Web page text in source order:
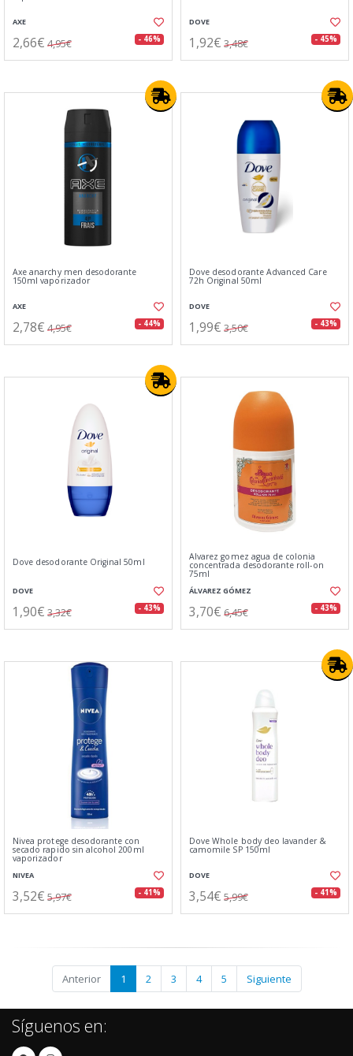
AXE
2,66€ 4,95€ - 46%
DOVE
1,92€ 3,48€ - 45%
Axe anarchy men desodorante
150ml vaporizador
AXE
2,78€ 4,95€ - 44%
Dove desodorante Advanced Care
72h Original 50ml
DOVE
1,99€ 3,50€ - 43%
Dove desodorante Original 50ml
DOVE
1,90€ 3,32€ - 43%
Alvarez gomez agua de colonia
concentrada desodorante roll-on
75ml
ÁLVAREZ GÓMEZ
3,70€ 6,45€ - 43%
Nivea protege desodorante con
secado rapido sin alcohol 200ml
vaporizador
NIVEA
3,52€ 5,97€ - 41%
Dove Whole body deo lavander &
camomile SP 150ml
DOVE
3,54€ 5,99€ - 41%
Anterior 1 2 3 4 5 Siguiente
Síguenos en: